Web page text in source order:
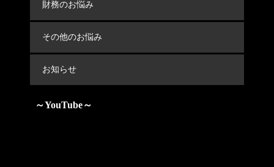
財務のお悩み
その他のお悩み
お知らせ
～YouTube～